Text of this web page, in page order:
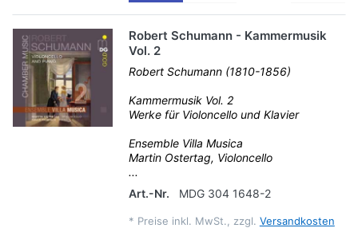
Robert Schumann - Kammermusik
Vol. 2
Robert Schumann (1810-1856)
Kammermusik Vol. 2
Werke für Violoncello und Klavier
Ensemble Villa Musica
Martin Ostertag, Violoncello
...
Art.-Nr.
MDG 304 1648-2
* Preise inkl. MwSt., zzgl. Versandkosten